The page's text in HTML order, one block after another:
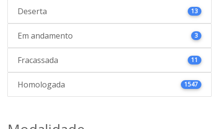
Deserta 13
Em andamento 3
Fracassada 11
Homologada 1547